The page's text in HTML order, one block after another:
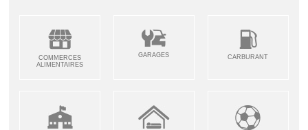
COMMERCES
ALIMENTAIRES
GARAGES CARBURANT